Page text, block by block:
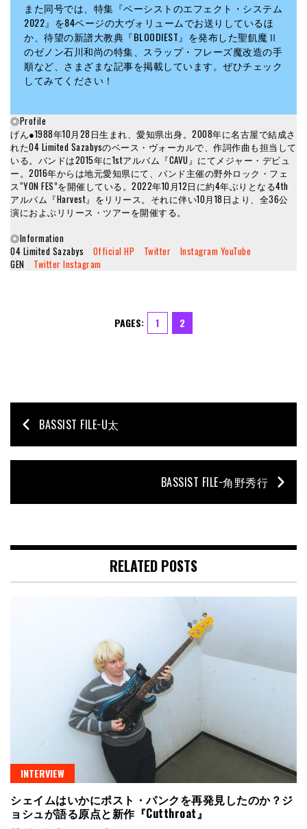
また同号では、特集『ベーシストのエフェクト・システム
2022』を84ページの大ヴォリュームでお送りしているほ
か、待望の新譜大教典『BLOODIEST』を発布した聖飢魔Ⅱ
のゼノン石川和尚の特集、スラップ・フレーズ魔改造の手
順など、さまざまな記事を掲載しています。ぜひチェック
してみてください！
◎Profile
げん●1988年10月28日生まれ、愛知県出身。2008年に名古屋で結成さ
れた04 Limited Sazabysのベース・ヴォーカルで、作詞作曲も担当して
いる。バンドは2015年に1stアルバム『CAVU』にてメジャー・デビュ
ー。2016年からは地元愛知県にて、バンド主催の野外ロック・フェ
ス“YON FES”を開催している。2022年10月12日に約4年ぶりとなる4th
アルバム『Harvest』をリリース。それに伴い10月18日より、全36公
演におよぶリリース・ツアーを開催する。
◎Information
04 Limited Sazabys Official HP Twitter Instagram YouTube
GEN Twitter Instagram
PAGES: 1 2
BASSIST FILE−U太
BASSIST FILE−角野秀行
RELATED POSTS
INTERVIEW
シェイムはいかにポスト・パンクを再発見したのか？ジ
ョシュが語る原点と新作『Cutthroat』